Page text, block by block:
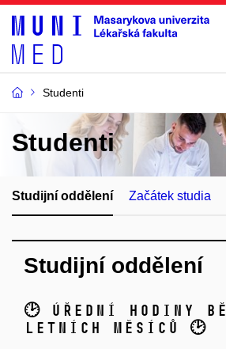
Studenti
Studenti
Studijní oddělení Začátek studia
​Studijní oddělení
🕑 Úřední hodiny
letních měsíců 🕑